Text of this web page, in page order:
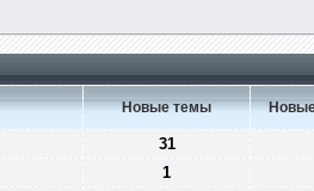
Новые темы
31
1